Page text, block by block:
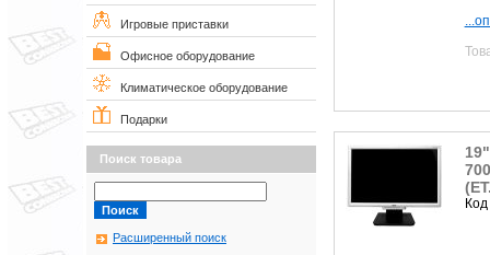
Игровые приставки
Офисное оборудование
Климатическое оборудование
Подарки
Поиск товара
Расширенный поиск
Код